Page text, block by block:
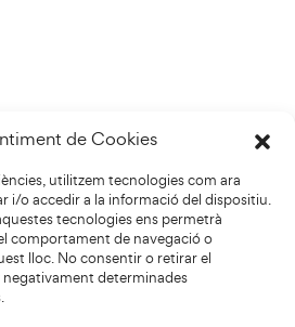
de Cookies
utilitzem tecnologies com ara
i/o accedir a la informació del dispositiu.
tecnologies ens permetrà
comportament de navegació o
lloc. No consentir o retirar el
determinades